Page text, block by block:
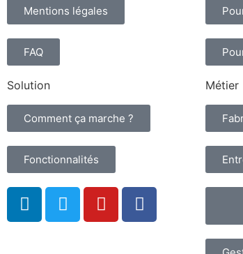
Mentions légales
FAQ
Solution
Comment ça marche ?
Fonctionnalités
Métier